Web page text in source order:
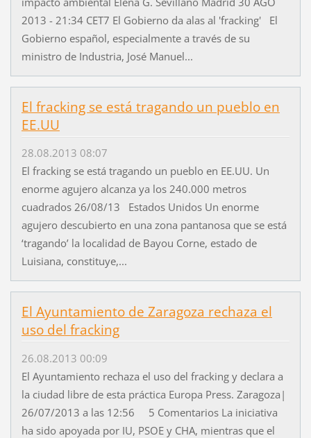
2013 - 21:34 CET7 El Gobierno da alas al 'fracking' El
Gobierno español, especialmente a través de su
ministro de Industria, José Manuel...
El fracking se está tragando un pueblo en
EE.UU
28.08.2013 08:07
El fracking se está tragando un pueblo en EE.UU. Un
enorme agujero alcanza ya los 240.000 metros
cuadrados 26/08/13 Estados Unidos Un enorme
agujero descubierto en una zona pantanosa que se está
‘tragando’ la localidad de Bayou Corne, estado de
Luisiana, constituye,...
El Ayuntamiento de Zaragoza rechaza el
uso del fracking
26.08.2013 00:09
El Ayuntamiento rechaza el uso del fracking y declara a
la ciudad libre de esta práctica Europa Press. Zaragoza|
26/07/2013 a las 12:56 5 Comentarios La iniciativa
ha sido apoyada por IU, PSOE y CHA, mientras que el